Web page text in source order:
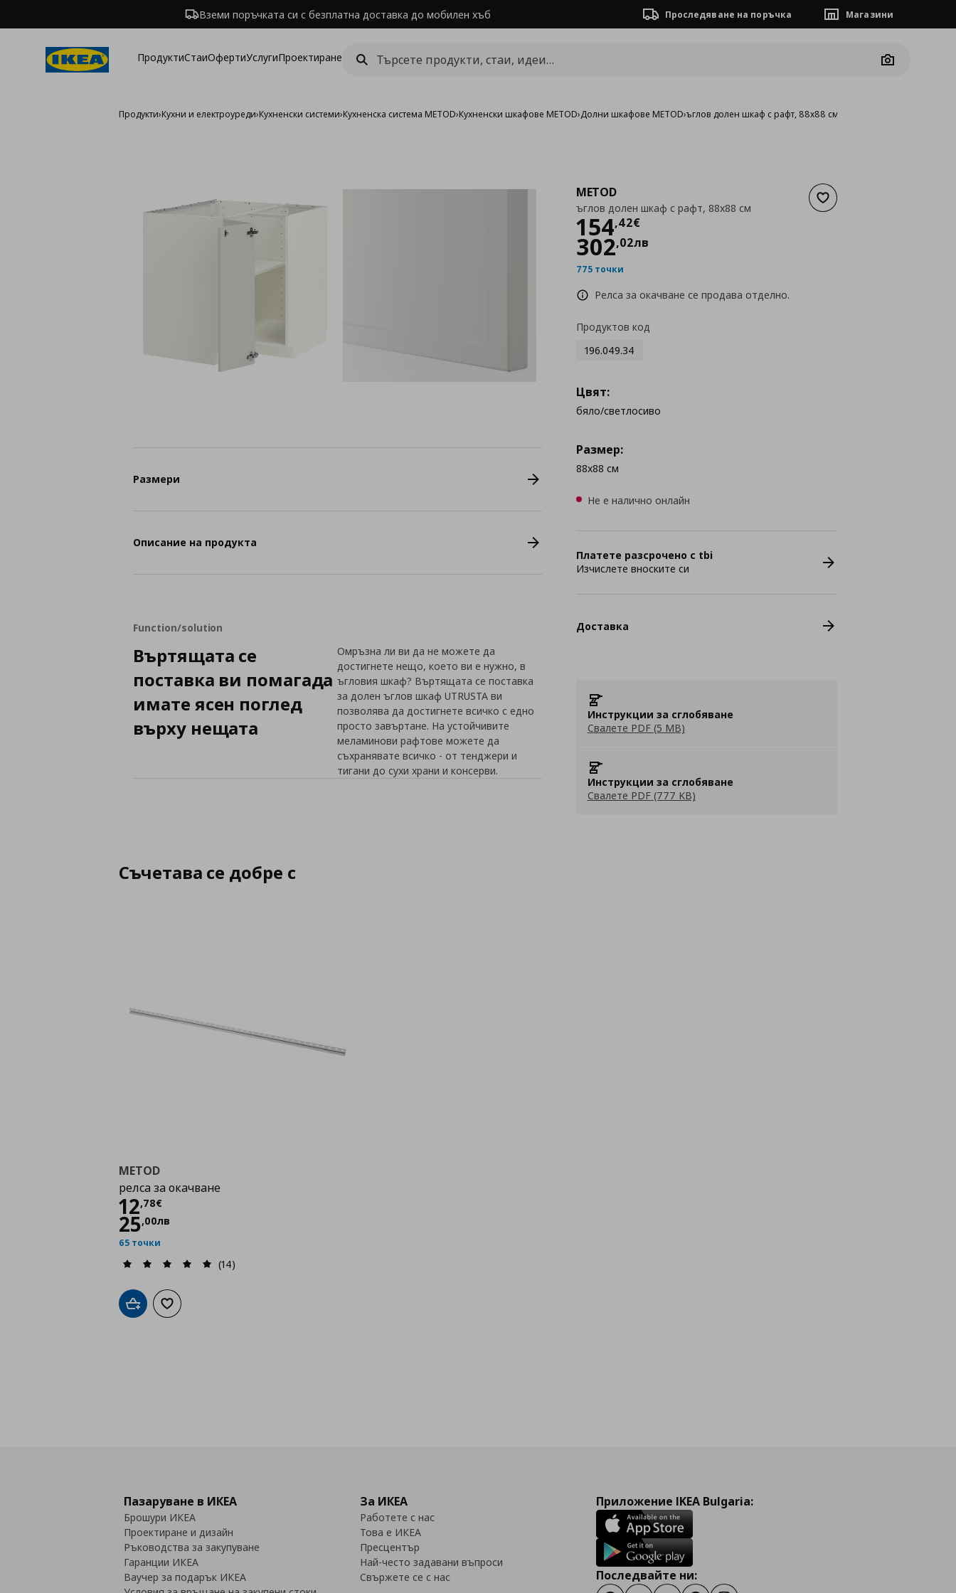
Вземи поръчката си с безплатна доставка до мобилен хъб Проследяване на поръчка Магазини
ПродуктиСтаиОфертиУслугиПроектиране
Camera
Продукти›Кухни и електроуреди›Кухненски системи›Кухненска система METOD›Кухненски шкафове METOD›Долни шкафове METOD›ъглов долен шкаф с рафт, 88x88 см
Добави към списъка с
METOD
ъглов долен шкаф с рафт, 88x88 см
154,42€
Цена154,42 €
302,02лв
775 точки
Релса за окачване се продава отделно.
Продуктов код
196.049.34
Цвят:
бяло/светлосиво
Размер:
88x88 см
Не е налично онлайн
Платете разсрочено с tbi
Изчислете вноските си
Доставка
Инструкции за сглобяване
Свалете PDF (5 MB)
Инструкции за сглобяване
Свалете PDF (777 KB)
Размери
Описание на продукта
Function/solution
Въртящата се
поставка ви помагада
имате ясен поглед
върху нещата
Омръзна ли ви да не можете да
достигнете нещо, което ви е нужно, в
ъгловия шкаф? Въртящата се поставка
за долен ъглов шкаф UTRUSTA ви
позволява да достигнете всичко с едно
просто завъртане. На устойчивите
меламинови рафтове можете да
съхранявате всичко - от тенджери и
тигани до сухи храни и консерви.
Съчетава се добре с
METOD
релса за окачване
12,78€
Цена
25,00лв
65 точки
(14)
Добави в кошницата
Добави към списъка с любими
Пазаруване в ИКЕА
Брошури ИКЕА
Проектиране и дизайн
Ръководства за закупуване
Гаранции ИКЕА
Ваучер за подарък ИКЕА
За ИКЕА
Работете с нас
Това е ИКЕА
Пресцентър
Най-често задавани въпроси
Свържете се с нас
Приложение IKEA Bulgaria:
Последвайте ни: